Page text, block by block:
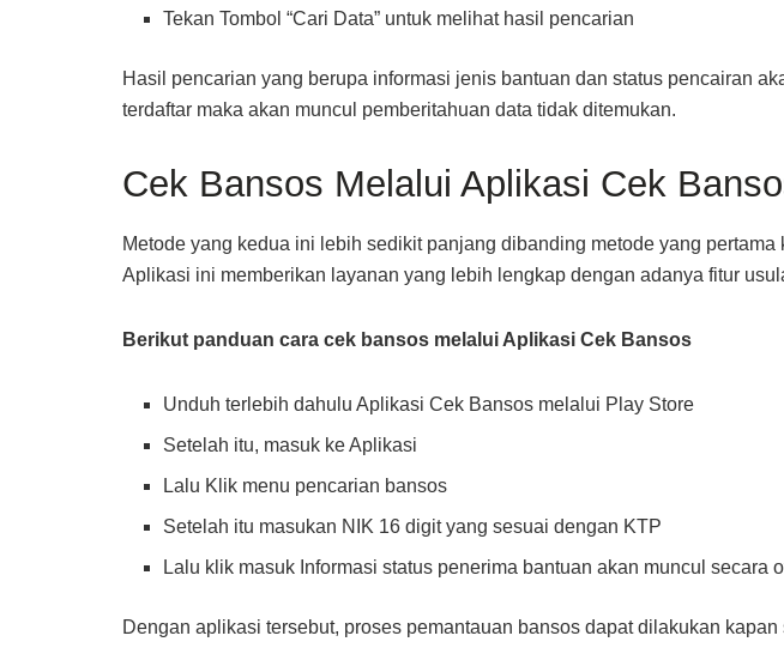
Tekan Tombol “Cari Data” untuk melihat hasil pencarian
Hasil pencarian yang berupa informasi jenis bantuan dan status pencairan
terdaftar maka akan muncul pemberitahuan data tidak ditemukan.
Cek Bansos Melalui Aplikasi Cek
Metode yang kedua ini lebih sedikit panjang dibanding metode yang
Aplikasi ini memberikan layanan yang lebih lengkap dengan adanya fitur
Berikut panduan cara cek bansos melalui Aplikasi Cek Bansos
Unduh terlebih dahulu Aplikasi Cek Bansos melalui Play Store
Setelah itu, masuk ke Aplikasi
Lalu Klik menu pencarian bansos
Setelah itu masukan NIK 16 digit yang sesuai dengan KTP
Lalu klik masuk Informasi status penerima bantuan akan muncul secara
Dengan aplikasi tersebut, proses pemantauan bansos dapat dilakukan